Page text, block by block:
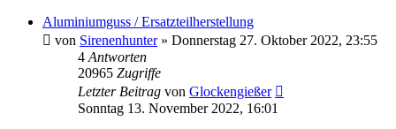
Aluminiumguss / Ersatzteilherstellung
von Sirenenhunter» Donnerstag 27. Oktober 2022, 23:55
4 Antworten
20965 Zugriffe
Letzter Beitrag von Glockengießer
Sonntag 13. November 2022, 16:01